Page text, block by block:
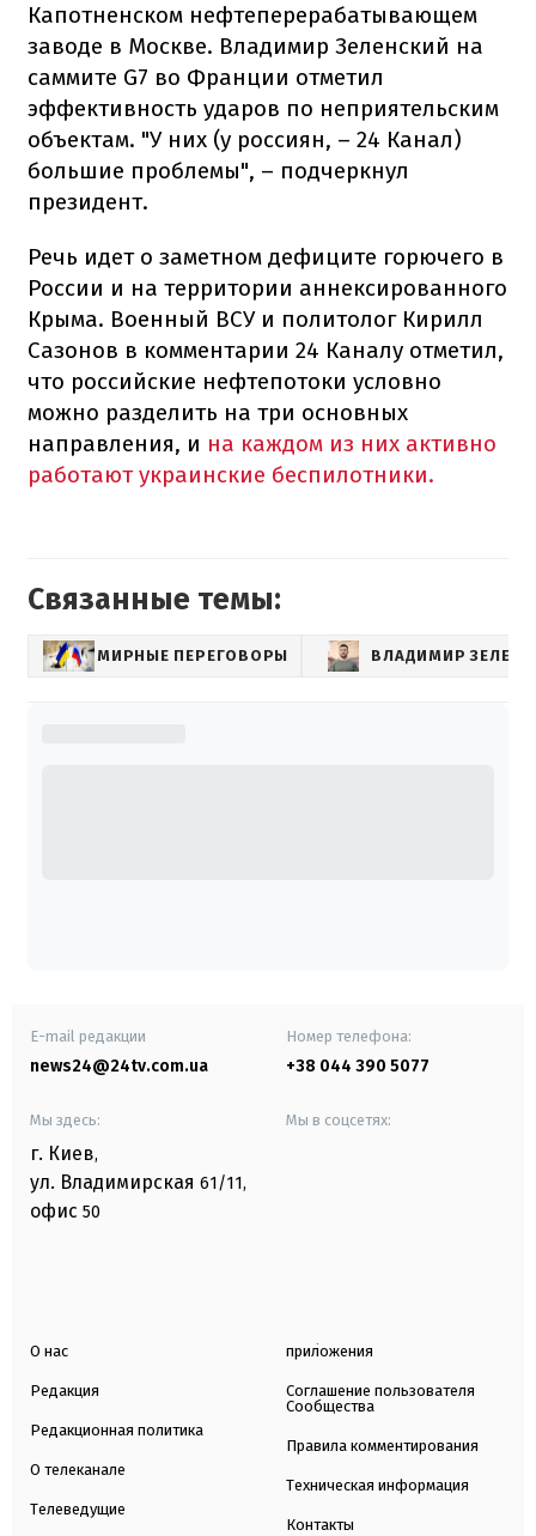
Капотненском нефтеперерабатывающем
заводе в Москве. Владимир Зеленский на
саммите G7 во Франции отметил
эффективность ударов по неприятельским
объектам. "У них (у россиян, – 24 Канал)
большие проблемы", – подчеркнул
президент.
Речь идет о заметном дефиците горючего в
России и на территории аннексированного
Крыма. Военный ВСУ и политолог Кирилл
Сазонов в комментарии 24 Каналу отметил,
что российские нефтепотоки условно
можно разделить на три основных
направления, и на каждом из них активно
работают украинские беспилотники.
Связанные темы:
МИРНЫЕ ПЕРЕГОВОРЫ ВЛАДИМИР
E-mail редакции
news24@24tv.com.ua
Номер телефона:
+38 044 390 5077
Мы здесь:
г. Киев,
ул. Владимирская 61/11,
офис 50
Мы в соцсетях:
О нас
Редакция
Редакционная политика
О телеканале
Телеведущие
приложения
Соглашение пользователя
Сообщества
Правила комментирования
Техническая информация
Контакты